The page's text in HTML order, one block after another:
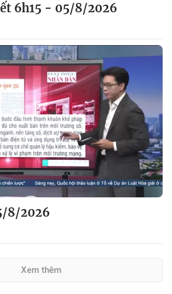
6h15 - 05/8/2026
8/2026
Xem thêm